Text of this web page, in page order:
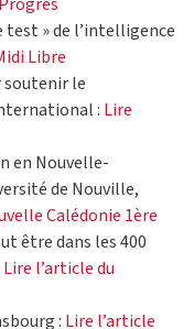
» de l’intelligence
Libre
soutenir le
: Lire
en Nouvelle-
de Nouville,
Calédonie 1ère
être dans les 400
Lire l’article du
: Lire l’article